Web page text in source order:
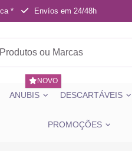
* Envíos em 24/48h
ANUBIS
NOVO
DESCARTÁVEIS
PROMOÇÕES